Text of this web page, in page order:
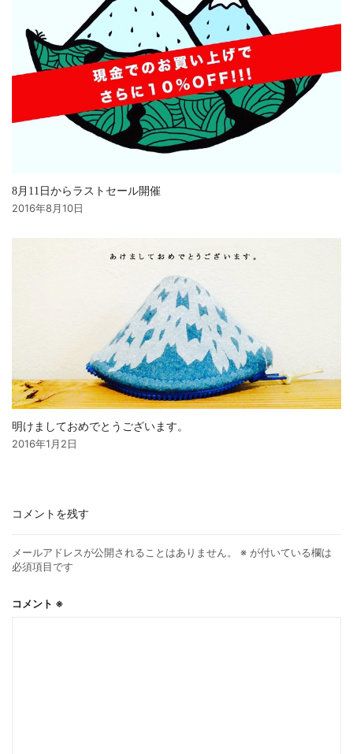
8月11日からラストセール開催
2016年8月10日
明けましておめでとうございます。
2016年1月2日
コメントを残す
メールアドレスが公開されることはありません。 ※ が付いている欄は
必須項目です
コメント ※